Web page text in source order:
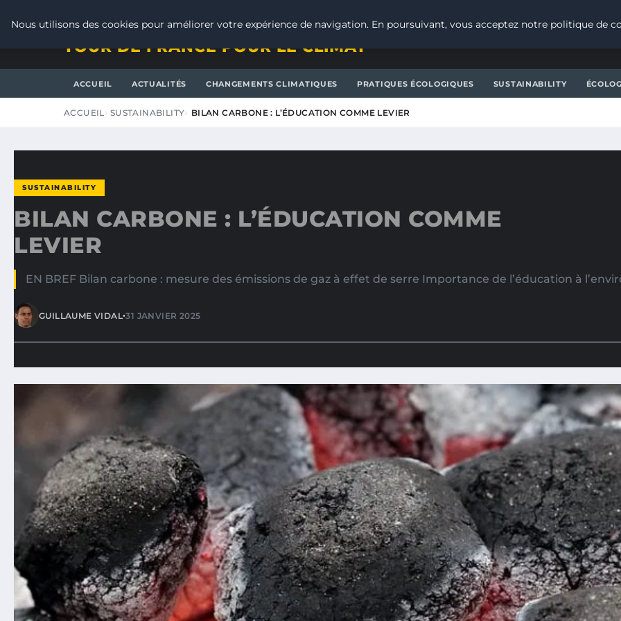
TOUR DE FRANCE POUR LE CLIMAT
ACCUEIL ACTUALITÉS CHANGEMENTS CLIMATIQUES PRATIQUES ÉCOLOGIQUES SUSTAINABILITY
ACCUEIL SUSTAINABILITY BILAN CARBONE : L’ÉDUCATION COMME LEVIER
SUSTAINABILITY
BILAN CARBONE : L’ÉDUCATION COMME
LEVIER
EN BREF Bilan carbone : mesure des émissions de gaz à effet de serre Importance de l’éducation à
GUILLAUME VIDAL•31 JANVIER 2025
Nous utilisons des cookies pour améliorer votre expérience de navigation. En poursuivant, vous acceptez notre politique de